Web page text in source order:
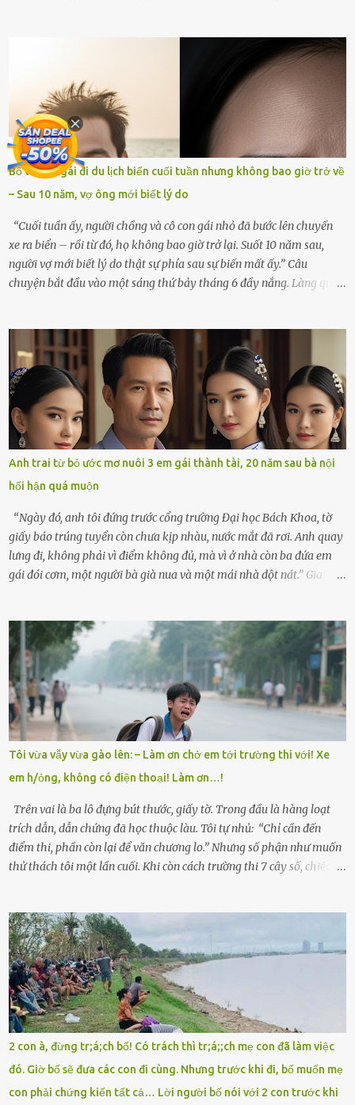
rơi vào khoảng trống vô tận, chẳng còn muốn làm gì ngoài việc
ngồi lặng lẽ nhớ về cô ấy. Nhưng cuộc sống không cho phép tôi mãi
chìm đắm trong đau khổ. Họ hàng, bạn bè và những người thân
thiết đã đến bên, giúp tôi tổ chức tang lễ chu toàn. Và hôm nay là
ngày giỗ đầu tiên của vợ, 49 ngày sau khi cô ấy rời xa tôi mãi
mãi.Buổi sáng hôm đó, sau khi cúng cơm xong, tôi quyết định lên
sắp xếp lại bàn thờ vợ. Mọi thứ vẫn như mọi ngày, nhưng có điều gì
đó kỳ lạ mà tôi không thể giải thích được. Trong khoảnh khắc tôi
cúi xuống lau chùi bát hương, một luồng gió lạ thoáng qua, khiến
tôi giật mình. Và rồi, một chuyện kinh...
Bố và con gái đi du lịch biển cuối tuần nhưng không bao giờ trở về
– Sau 10 năm, vợ ông mới biết lý do
“Cuối tuần ấy, người chồng và cô con gái nhỏ đã bước lên chuyến
xe ra biển – rồi từ đó, họ không bao giờ trở lại. Suốt 10 năm sau,
người vợ mới biết lý do thật sự phía sau sự biến mất ấy.” Câu
chuyện bắt đầu vào một sáng thứ bảy tháng 6 đầy nắng. Làng quê
không kém. Ông Minh, vốn là một người đàn ông điềm đạm, ít nói,
hôm ấy lại đặc biệt vui vẻ. Ông chuẩn bị hành lý cho chuyến đi biển
cùng cô con gái 8 tuổi tên Thảo. “Em ở nhà nghỉ ngơi nhé, anh đưa
con đi biển hai ngày, để nó được ngắm sóng, nghịch cát. Về chắc nó
sẽ kể cho em nghe cả tuần không hết chuyện.” – Ông Minh cười
hiền, vuốt tóc vợ. Bà Hạnh nhìn chồng và con gái ríu rít chuẩn bị mà
lòng cũng rộn ràng. Bà vốn ít có dịp đi xa vì còn bận buôn bán ở chợ,
nên lần này cũng đành ở nhà. Thảo ôm chầm lấy mẹ trước khi đi:
“Con sẽ nhặt thật nhiều vỏ sò cho mẹ nhé!” Chiếc xe khách lăn
bánh rời khỏi bến...
Anh trai từ bỏ ước mơ nuôi 3 em gái thành tài, 20 năm sau bà nội
hối hận quá muộn
“Ngày đó, anh tôi đứng trước cổng trường Đại học Bách Khoa, tờ
giấy báo trúng tuyển còn chưa kịp nhàu, nước mắt đã rơi. Anh quay
lưng đi, không phải vì điểm không đủ, mà vì ở nhà còn ba đứa em
gái đói cơm, một người bà già nua và một mái nhà dột nát.” Gia
có tin tức. Mọi gánh nặng đổ dồn lên đôi vai gầy guộc của bà nội –
cụ Nguyễn Thị Đào – và cậu con trai cả là Trí, lúc đó mới chỉ 17 tuổi.
Trí là học sinh giỏi toàn huyện, học lớp 12 nhưng đã biết làm ruộng,
làm thuê, biết đi cày thuê từ 4h sáng rồi lại tất tả về đi học. Người
trong làng thương lắm, bảo: “Thằng Trí học giỏi mà hiền, sau này
nên ông này bà nọ đó!” Trí có ba cô em gái: Mai, Lan và Hương – ba
cái tên mẹ đặt lúc còn sống, mong tụi nhỏ sau này như hoa mai nở
giữa mùa đông. Nhưng hoa có đẹp mấy cũng cần đất màu, mà nhà
thì chỉ toàn đất sỏi đá và khốn khó. Năm đó, Trí đỗ Đại học Bách
Khoa Hà...
Tôi vừa vẫy vừa gào lên: – Làm ơn chở em tới trường thi với! Xe
em h/ỏng, không có điện thoại! Làm ơn…!
Trên vai là ba lô đựng bút thước, giấy tờ. Trong đầu là hàng loạt
trích dẫn, dẫn chứng đã học thuộc làu. Tôi tự nhủ: “Chỉ cần đến
điểm thi, phần còn lại để văn chương lo.” Nhưng số phận như muốn
thử thách tôi một lần cuối. Khi còn cách trường thi 7 cây số, chiếc xe
sực nhớ – điện thoại đang sạc, sáng nay quên mang theo! Giữa con
đường thưa thớt người qua lại, tôi hoảng loạn vẫy tay xin đi nhờ. –
Chú ơi, cháu đi thi, xe hỏng rồi! Làm ơn cho cháu đi nhờ với! – Cô ơi,
giúp cháu với, cháu không có điện thoại… Người thì lắc đầu. Người
thì tăng ga tránh xa như né một kẻ lừa đảo. Tôi gào lên giữa đường
như một kẻ mất trí. Vô ích. 6h10. Còn hơn 30 phút nữa. Trong đầu
tôi chỉ có một lựa chọn duy nhất: chạy. Tôi quăng xe vào vệ đường,
rút tờ giấy báo dự thi nhét túi áo, đeo ba lô và chạy . Chạy miết.
Chạy không ngừng. Qua ngã...
2 con à, đừng tr;á;ch bố! Có trách thì tr;á;;ch mẹ con đã làm việc
đó. Giờ bố sẽ đưa các con đi cùng. Nhưng trước khi đi, bố muốn mẹ
con phải chứng kiến tất cả… Lời người bố nói với 2 con trước khi